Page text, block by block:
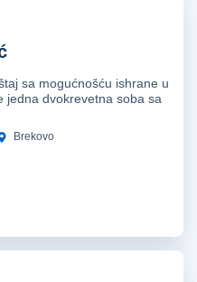
sa mogućnošću ishrane u
jedna dvokrevetna soba sa
Brekovo